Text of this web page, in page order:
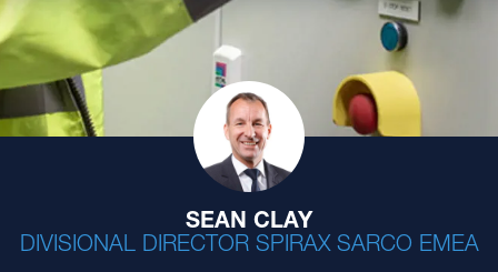
SEAN CLAY
DIVISIONAL DIRECTOR SPIRAX SARCO EMEA